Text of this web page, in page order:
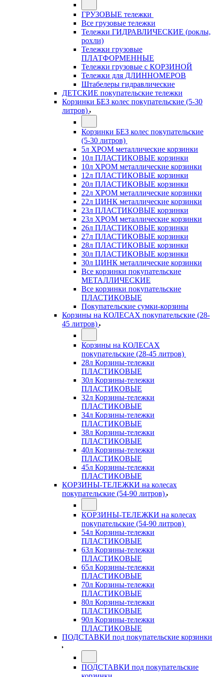
ГРУЗОВЫЕ тележки
Все грузовые тележки
Тележки ГИДРАВЛИЧЕСКИЕ (роклы,
рохли)
Тележки грузовые
ПЛАТФОРМЕННЫЕ
Тележки грузовые с КОРЗИНОЙ
Тележки для ДЛИННОМЕРОВ
Штабелеры гидравлические
ДЕТСКИЕ покупательские тележки
Корзинки БЕЗ колес покупательские (5-30
литров)
Корзинки БЕЗ колес покупательские
(5-30 литров)
5л ХРОМ металлические корзинки
10л ПЛАСТИКОВЫЕ корзинки
10л ХРОМ металлические корзинки
12л ПЛАСТИКОВЫЕ корзинки
20л ПЛАСТИКОВЫЕ корзинки
22л ХРОМ металлические корзинки
22л ЦИНК металлические корзинки
23л ПЛАСТИКОВЫЕ корзинки
23л ХРОМ металлические корзинки
26л ПЛАСТИКОВЫЕ корзинки
27л ПЛАСТИКОВЫЕ корзинки
28л ПЛАСТИКОВЫЕ корзинки
30л ПЛАСТИКОВЫЕ корзинки
30л ЦИНК металлические корзинки
Все корзинки покупательские
МЕТАЛЛИЧЕСКИЕ
Все корзинки покупательские
ПЛАСТИКОВЫЕ
Покупательские сумки-корзины
Корзины на КОЛЕСАХ покупательские (28-
45 литров)
Корзины на КОЛЕСАХ
покупательские (28-45 литров)
28л Корзины-тележки
ПЛАСТИКОВЫЕ
30л Корзины-тележки
ПЛАСТИКОВЫЕ
32л Корзины-тележки
ПЛАСТИКОВЫЕ
34л Корзины-тележки
ПЛАСТИКОВЫЕ
38л Корзины-тележки
ПЛАСТИКОВЫЕ
40л Корзины-тележки
ПЛАСТИКОВЫЕ
45л Корзины-тележки
ПЛАСТИКОВЫЕ
КОРЗИНЫ-ТЕЛЕЖКИ на колесах
покупательские (54-90 литров)
КОРЗИНЫ-ТЕЛЕЖКИ на колесах
покупательские (54-90 литров)
54л Корзины-тележки
ПЛАСТИКОВЫЕ
63л Корзины-тележки
ПЛАСТИКОВЫЕ
65л Корзины-тележки
ПЛАСТИКОВЫЕ
70л Корзины-тележки
ПЛАСТИКОВЫЕ
80л Корзины-тележки
ПЛАСТИКОВЫЕ
90л Корзины-тележки
ПЛАСТИКОВЫЕ
ПОДСТАВКИ под покупательские корзинки
ПОДСТАВКИ под покупательские